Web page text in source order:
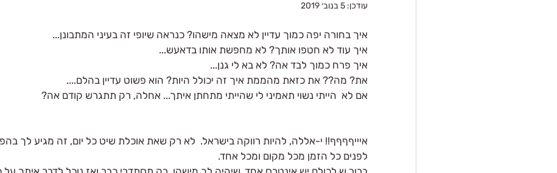
עודכן: 5 בנוב׳ 2019
איך בחורה יפה כמוך עדיין לא מצאה מישהו? כנראה שיופי זה בעיני המתבונן...
איך עוד לא חטפו אותך? לא מחפשת אותו בדאעש...
איך פרח כמוך לבד אה? לא בא לי גנן...
את? מה?? את כזאת מהממת איך זה יכולל היות? הוא פשוט עדיין בהלם....
אם לא  הייתי נשוי תאמיני לי שהייתי מתחתן איתך... אחלה, רק תתגרש קודם אה?
איייףףףף!! י-אללה, להיות רווקה בישראל.  לא רק שאת אוכלת שיט כל יום, זה מגיע לך
לפנים כל הזמן מכל מקום ומכל אחד.